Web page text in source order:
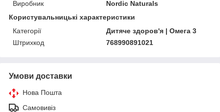
Виробник
Nordic Naturals
Користувальницькі характеристики
Категорії
Дитяче здоров'я | Омега 3
Штрихкод
768990891021
Умови доставки
Нова Пошта
Самовивіз